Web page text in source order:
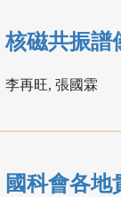
核磁共振譜
李再旺, 張國霖
國科會各地